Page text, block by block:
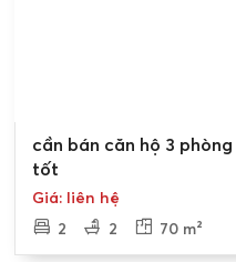
Bán gấp
cần bán căn hộ 3
tốt
Giá: liên hệ
2
2 70 m²